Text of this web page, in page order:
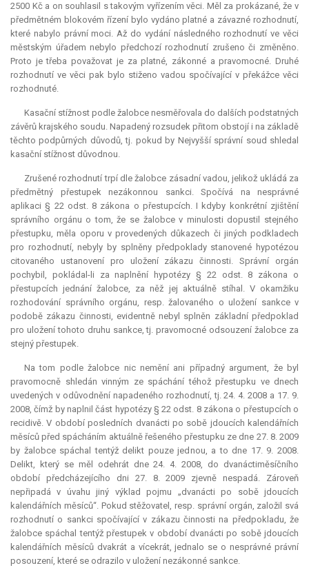
2500 Kč a on souhlasil s takovým vyřízením věci. Měl za prokázané, že v
předmětném blokovém řízení bylo vydáno platné a závazné rozhodnutí,
které nabylo právní moci. Až do vydání následného rozhodnutí ve věci
městským úřadem nebylo předchozí rozhodnutí zrušeno či změněno.
Proto je třeba považovat je za platné, zákonné a pravomocné. Druhé
rozhodnutí ve věci pak bylo stiženo vadou spočívající v překážce věci
rozhodnuté.
Kasační stížnost podle žalobce nesměřovala do dalších podstatných
závěrů krajského soudu. Napadený rozsudek přitom obstojí i na základě
těchto podpůrných důvodů, tj. pokud by Nejvyšší správní soud shledal
kasační stížnost důvodnou.
Zrušené rozhodnutí trpí dle žalobce zásadní vadou, jelikož ukládá za
předmětný přestupek nezákonnou sankci. Spočívá na nesprávné
aplikaci § 22 odst. 8 zákona o přestupcích. I kdyby konkrétní zjištění
správního orgánu o tom, že se žalobce v minulosti dopustil stejného
přestupku, měla oporu v provedených důkazech či jiných podkladech
pro rozhodnutí, nebyly by splněny předpoklady stanovené hypotézou
citovaného ustanovení pro uložení zákazu činnosti. Správní orgán
pochybil, pokládal-li za naplnění hypotézy § 22 odst. 8 zákona o
přestupcích jednání žalobce, za něž jej aktuálně stíhal. V okamžiku
rozhodování správního orgánu, resp. žalovaného o uložení sankce v
podobě zákazu činnosti, evidentně nebyl splněn základní předpoklad
pro uložení tohoto druhu sankce, tj. pravomocné odsouzení žalobce za
stejný přestupek.
Na tom podle žalobce nic nemění ani případný argument, že byl
pravomocně shledán vinným ze spáchání téhož přestupku ve dnech
uvedených v odůvodnění napadeného rozhodnutí, tj. 24. 4. 2008 a 17. 9.
2008, čímž by naplnil část hypotézy § 22 odst. 8 zákona o přestupcích o
recidivě. V období posledních dvanácti po sobě jdoucích kalendářních
měsíců před spácháním aktuálně řešeného přestupku ze dne 27. 8. 2009
by žalobce spáchal tentýž delikt pouze jednou, a to dne 17. 9. 2008.
Delikt, který se měl odehrát dne 24. 4. 2008, do dvanáctiměsíčního
období předcházejícího dni 27. 8. 2009 zjevně nespadá. Zároveň
nepřipadá v úvahu jiný výklad pojmu „dvanácti po sobě jdoucích
kalendářních měsíců“. Pokud stěžovatel, resp. správní orgán, založil svá
rozhodnutí o sankci spočívající v zákazu činnosti na předpokladu, že
žalobce spáchal tentýž přestupek v období dvanácti po sobě jdoucích
kalendářních měsíců dvakrát a vícekrát, jednalo se o nesprávné právní
posouzení, které se odrazilo v uložení nezákonné sankce.